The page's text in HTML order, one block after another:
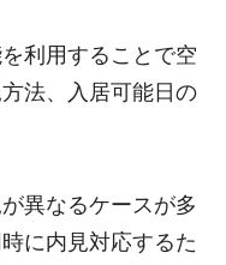
利用することで空
法、入居可能日の
異なるケースが多
に内見対応するた